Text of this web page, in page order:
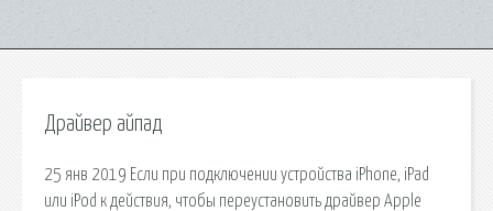
Драйвер айпад
25 янв 2019 Если при подключении устройства iPhone, iPad
или iPod к действия, чтобы переустановить драйвер Apple